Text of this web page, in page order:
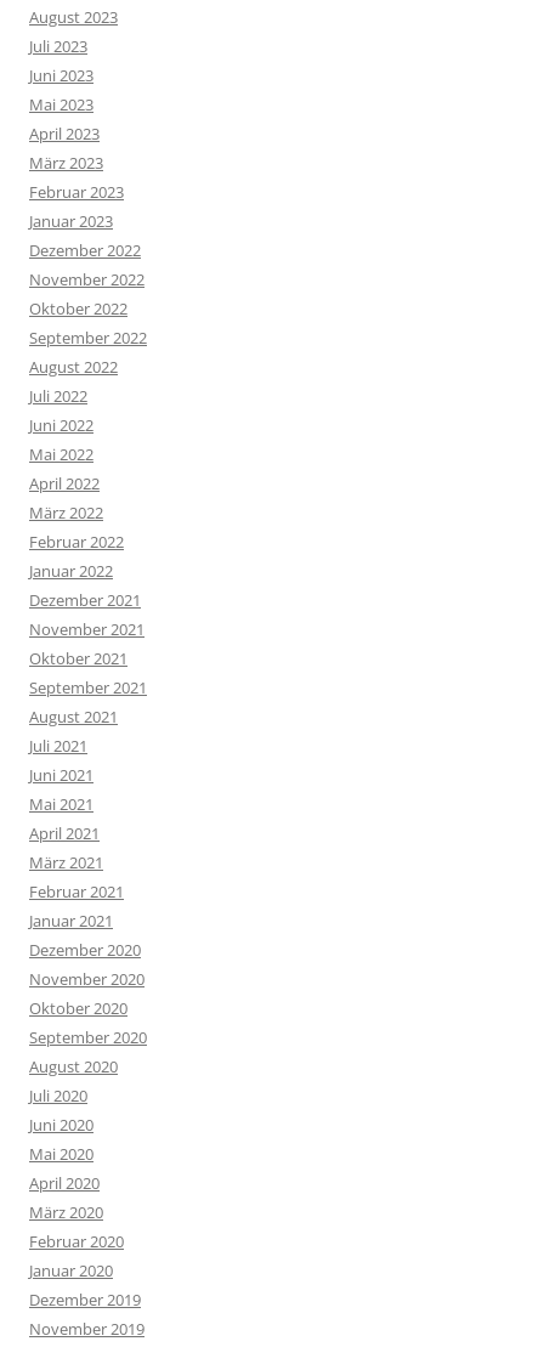
August 2023
Juli 2023
Juni 2023
Mai 2023
April 2023
März 2023
Februar 2023
Januar 2023
Dezember 2022
November 2022
Oktober 2022
September 2022
August 2022
Juli 2022
Juni 2022
Mai 2022
April 2022
März 2022
Februar 2022
Januar 2022
Dezember 2021
November 2021
Oktober 2021
September 2021
August 2021
Juli 2021
Juni 2021
Mai 2021
April 2021
März 2021
Februar 2021
Januar 2021
Dezember 2020
November 2020
Oktober 2020
September 2020
August 2020
Juli 2020
Juni 2020
Mai 2020
April 2020
März 2020
Februar 2020
Januar 2020
Dezember 2019
November 2019